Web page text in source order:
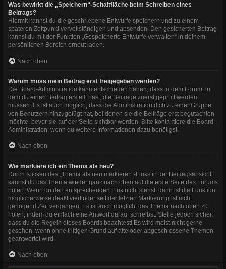
Was bewirkt die „Speichern“-Schaltfläche beim Schreiben eines
Beitrags?
Hiermit kannst du die geschriebene Entwürfe speichern und zu einem
späteren Zeitpunkt vervollständigen und absenden. Den gesicherten Beitrag
kannst du mit der Funktion „Gespeicherte Entwürfe verwalten“ in deinem
persönlichen Bereich erneut laden.
Nach oben
Warum muss mein Beitrag erst freigegeben werden?
Die Board-Administration kann entschieden haben, dass in dem Forum, in
dem du einen Beitrag erstellt hast, die Beiträge zuerst geprüft werden
müssen. Es ist auch möglich, dass die Administration dich zu einer Gruppe
von Benutzern hinzugefügt hat, bei denen sie die Beiträge erst begutachten
möchte, bevor sie auf der Seite sichtbar werden. Bitte kontaktiere die Board-
Administration, wenn du weitere Informationen dazu benötigst.
Nach oben
Wie markiere ich ein Thema als neu?
Durch Klicken des „Thema als neu markieren“-Links in der Beitragsansicht
kannst du das Thema wieder ganz nach oben auf die erste Seite des Forums
holen. Wenn du den entsprechenden Link nicht siehst, dann ist die Funktion
möglicherweise deaktiviert oder seit der letzten Markierung ist nicht
genügend Zeit vergangen. Es ist auch möglich, das Thema nach oben zu
holen, indem du einfach eine Antwort darauf schreibst. Stelle jedoch sicher,
dass du die Regeln dieses Boards beachtest! Es wird meist nicht gerne
gesehen, wenn ohne triftigen Grund auf alte oder abgeschlossene Themen
geantwortet wird.
Nach oben